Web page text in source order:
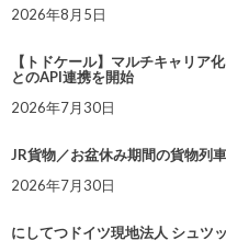
2026年8月5日
【トドケール】マルチキャリア
とのAPI連携を開始
2026年7月30日
JR貨物／お盆休み期間の貨物列
2026年7月30日
にしてつドイツ現地法人 シュツ